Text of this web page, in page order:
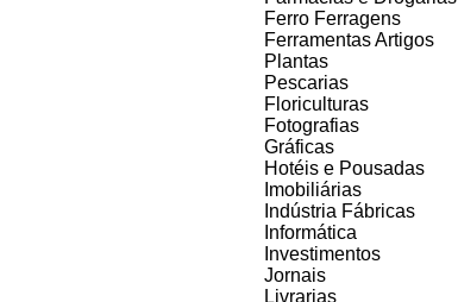
Ferro Ferragens
Ferramentas Artigos
Plantas
Pescarias
Floriculturas
Fotografias
Gráficas
Hotéis e Pousadas
Imobiliárias
Indústria Fábricas
Informática
Investimentos
Jornais
Livrarias